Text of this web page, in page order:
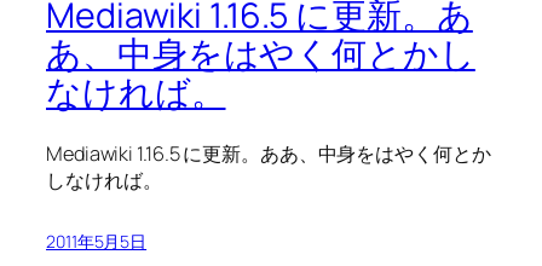
Mediawiki 1.16.5 に更新。あ
あ、中身をはやく何とかし
なければ。
Mediawiki 1.16.5 に更新。ああ、中身をはやく何とか
しなければ。
2011年5月5日